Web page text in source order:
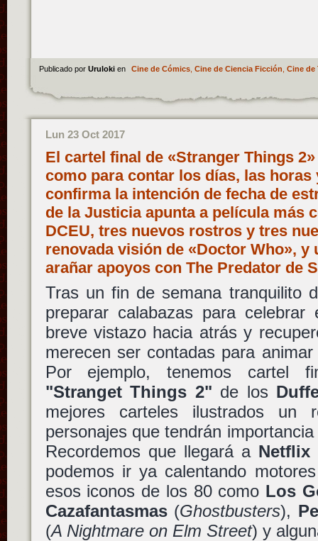
Publicado por Uruloki en Cine de Cómics, Cine de Ciencia Ficción Cine de
Lun 23 Oct 2017
El cartel final de «Stranger Things
como para contar los días, las horas
confirma la intención de fecha de
de la Justicia apunta a película más
DCEU, tres nuevos rostros y tres
renovada visión de «Doctor Who», y
arañar apoyos con The Predator de
Tras un fin de semana tranquilito
preparar calabazas para celebrar
breve vistazo hacia atrás y
merecen ser contadas para
Por ejemplo, tenemos cartel
"Stranget Things 2" de los
mejores carteles ilustrados un
personajes que tendrán
Recordemos que llegará a Netflix
podemos ir ya calentando
esos iconos de los 80 como Los
Cazafantasmas(Ghostbusters),
(A Nightmare on Elm Street) y